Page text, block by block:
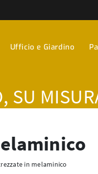
Ufficio e Giardino
SU
in melaminico